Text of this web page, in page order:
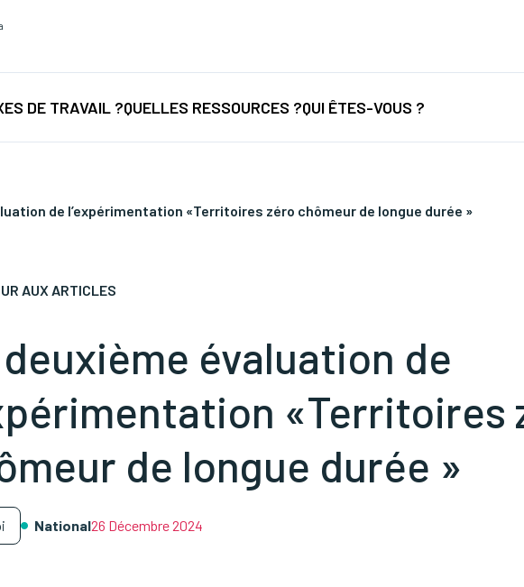
DE TRAVAIL ?QUELLES RESSOURCES ?QUI ÊTES-VOUS ?
Collectes/Financement/Nouvelles législations/Formations/...
de l’expérimentation «Territoires zéro chômeur de longue durée »
AUX ARTICLES
évaluation de
«Territoires
de longue durée »
National26 Décembre 2024